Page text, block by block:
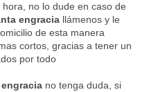
no lo dude en caso de
engracia llámenos y le
de esta manera
cortos, gracias a tener un
por todo
no tenga duda, si